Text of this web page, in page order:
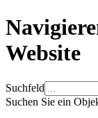
Website
Suchfeld
Suchen Sie ein